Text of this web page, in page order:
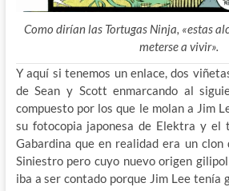
Como dirían las Tortugas Ninja, «estas
meterse a vivir».
Y aquí si tenemos un enlace, dos
de Sean y Scott enmarcando al
compuesto por los que le molan a Jim
su fotocopia japonesa de Elektra y el
Gabardina que en realidad era un
Siniestro pero cuyo nuevo origen
iba a ser contado porque Jim Lee tenía